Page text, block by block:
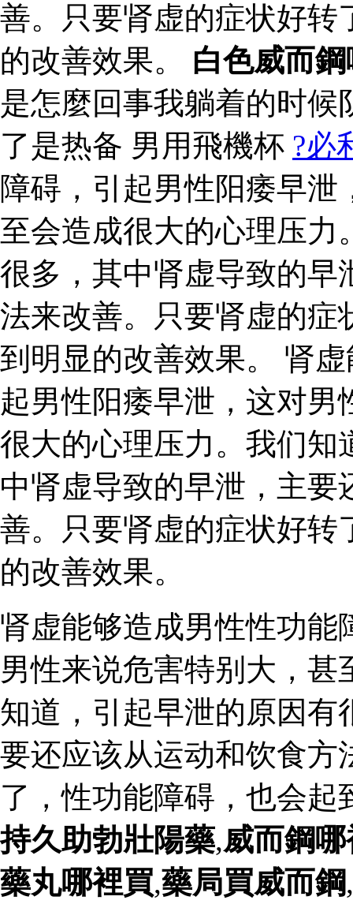
善。只要肾虚的症状好转
的改善效果。 白色威而
是怎麼回事我躺着的时
了是热备 男用飛機杯 ?必
障碍，引起男性阳痿早
至会造成很大的心理压力
很多，其中肾虚导致的早
法来改善。只要肾虚的症
到明显的改善效果。 肾
起男性阳痿早泄，这对
很大的心理压力。我们知
中肾虚导致的早泄，主
善。只要肾虚的症状好转
的改善效果。
肾虚能够造成男性性功能
男性来说危害特别大，
知道，引起早泄的原因有
要还应该从运动和饮食方
了，性功能障碍，也会
持久助勃壯陽藥,威而鋼
藥丸哪裡買,藥局買威而鋼,